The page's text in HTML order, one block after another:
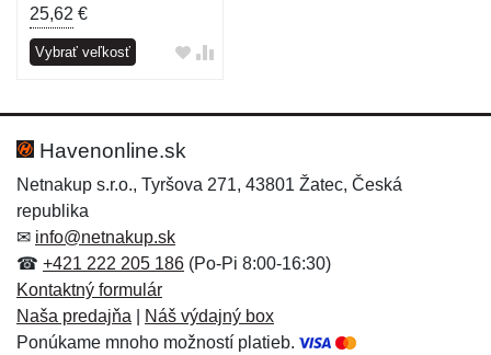
25,62 €
Vybrať veľkosť
Havenonline.sk
Netnakup s.r.o., Tyršova 271, 43801 Žatec, Česká
republika
✉ info@netnakup.sk
☎ +421 222 205 186 (Po-Pi 8:00-16:30)
Kontaktný formulár
Naša predajňa
Náš výdajný box
Ponúkame mnoho možností platieb.